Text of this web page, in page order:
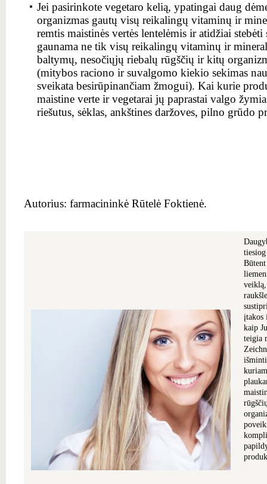
Jei pasirinkote vegetaro kelią, ypatingai daug
organizmas gautų visų reikalingų vitaminų ir
remtis maistinės vertės lentelėmis ir atidžiai
gaunama ne tik visų reikalingų vitaminų ir
baltymų, nesočiųjų riebalų rūgščių ir kitų
(mitybos raciono ir suvalgomo kiekio sekimas
sveikata besirūpinančiam žmogui). Kai kurie
maistine verte ir vegetarai jų paprastai valgo
riešutus, sėklas, ankštines daržoves, pilno grūdo
Autorius: farmacininkė Rūtelė Foktienė.
įtakos
kaip
teigia